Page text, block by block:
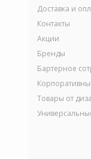
Доставка и
Контакты
Акции
Бренды
Бартерное
Товары от